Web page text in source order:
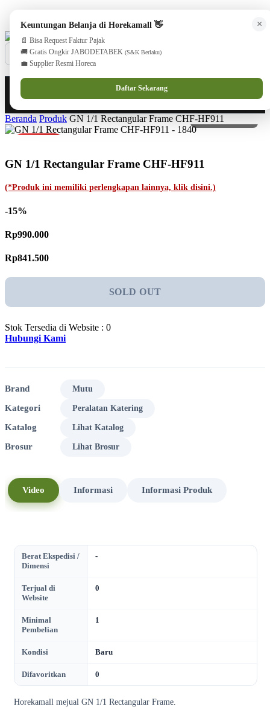
08551688000 (Customer Care)
×
Keuntungan Belanja di Horekamall 👋
📄 Bisa Request Faktur Pajak
🚚 Gratis Ongkir JABODETABEK (S&K Berlaku)
💼 Supplier Resmi Horeca
Daftar Sekarang
Beranda Produk GN 1/1 Rectangular Frame CHF-HF911
GN 1/1 Rectangular Frame CHF-HF911
(*Produk ini memiliki perlengkapan lainnya, klik disini.)
-15%
Rp990.000
Rp841.500
SOLD OUT
Stok Tersedia di Website : 0
Hubungi Kami
Brand Mutu
Kategori Peralatan Katering
Katalog Lihat Katalog
Brosur Lihat Brosur
Video Informasi Informasi Produk
Berat Ekspedisi /
Dimensi
-
Terjual di
Website
0
Minimal
Pembelian
1
Kondisi Baru
Difavoritkan 0
Horekamall mejual GN 1/1 Rectangular Frame.